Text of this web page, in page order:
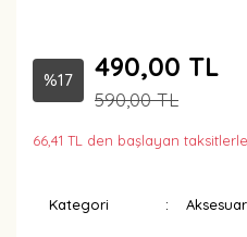
%17 490,00 TL
590,00 TL
66,41 TL den başlayan
Kategori